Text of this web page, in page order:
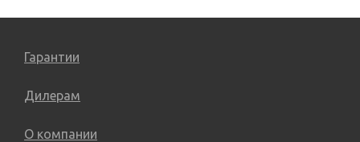
Гарантии
Дилерам
О компании